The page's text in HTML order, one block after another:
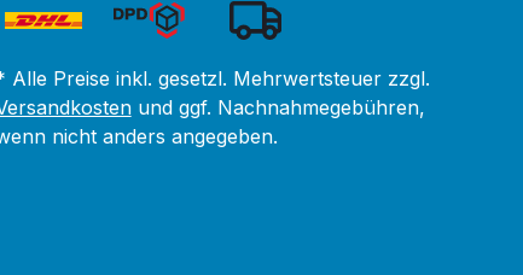
Alle Preise inkl. gesetzl. Mehrwertsteuer zzgl.
und ggf. Nachnahmegebühren,
nicht anders angegeben.